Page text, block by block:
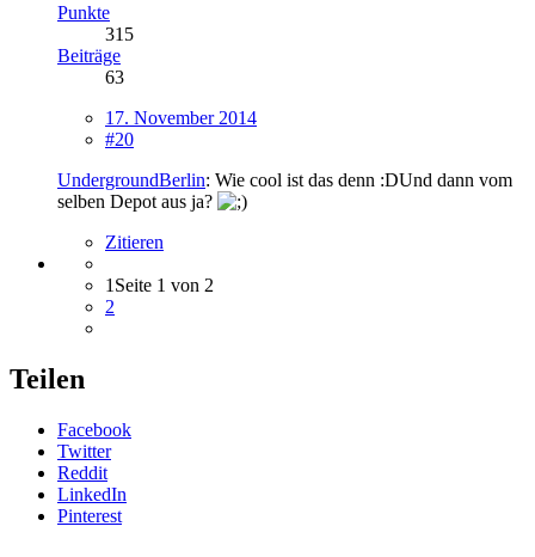
Punkte
315
Beiträge
63
17. November 2014
#20
UndergroundBerlin: Wie cool ist das denn :DUnd dann vom
selben Depot aus ja?
Zitieren
1 Seite 1 von 2
2
Teilen
Facebook
Twitter
Reddit
LinkedIn
Pinterest